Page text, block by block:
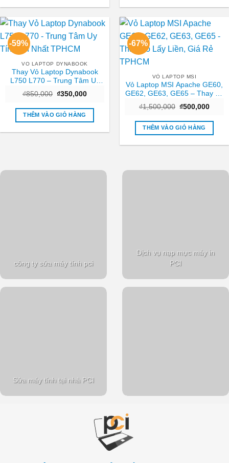
-59%
VO LAPTOP DYNABOOK
Thay Vỏ Laptop Dynabook
L750 L770 – Trung Tâm Uy
Tín Gần Nhất TPHCM
₫850,000 Giá
là:
₫850,000.
₫350,000Giá
tại
₫350,000.
THÊM VÀO GIỎ HÀNG
-67%
VỎ LAPTOP MSI
Vỏ Laptop MSI Apache GE60,
GE62, GE63, GE65 – Thay Vỏ
Lấy Liền, Giá Rẻ TPHCM
₫1,500,000 Giá
là:
₫1,500,000.
₫500,000Giá
tại
THÊM VÀO GIỎ HÀNG
công ty sửa máy tính pci
Dịch vụ nạp mực máy in
PCI
Sửa máy tính tại nhà PCI